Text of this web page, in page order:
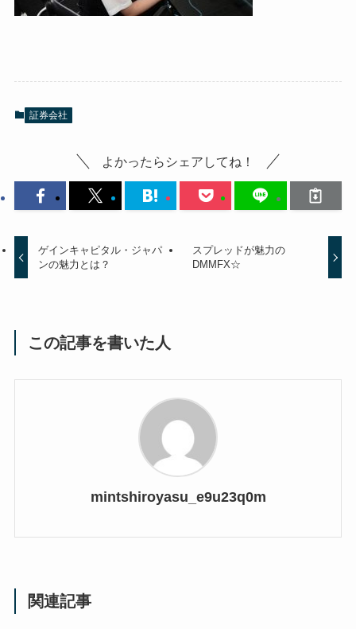
証券会社
よかったらシェアしてね！
ゲインキャピタル・ジャパ
ンの魅力とは？
スプレッドが魅力の
DMMFX☆
この記事を書いた人
mintshiroyasu_e9u23q0m
関連記事